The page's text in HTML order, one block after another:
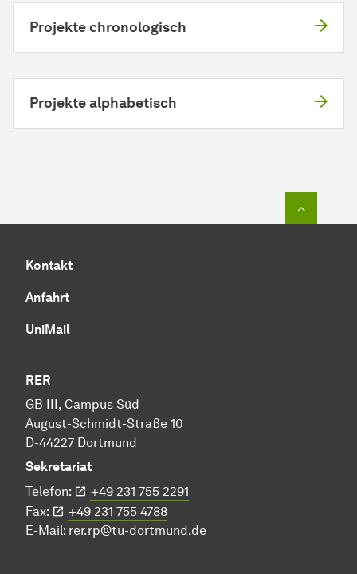
Projekte chronologisch
Projekte alphabetisch
Kontakt
Anfahrt
UniMail
RER
GB III, Campus Süd
August-Schmidt-Straße 10
D-44227 Dortmund
Sekretariat
Telefon:
+49 231 755 2291
Fax:
+49 231 755 4788
E-Mail: rer.rp@tu-dortmund.de